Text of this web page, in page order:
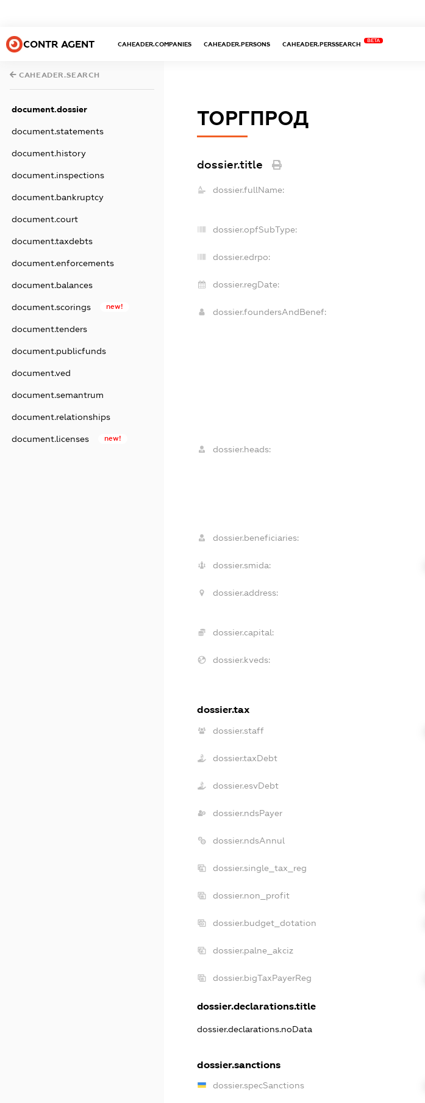
CONTR AGENT CAHEADER.COMPANIES CAHEADER.PERSONS CAHEADER.PERSSEARCH
BETA
CAHEADER.SEARCH
document.dossier
document.statements
document.history
document.inspections
document.bankruptcy
document.court
document.taxdebts
document.enforcements
document.balances
document.scorings new!
document.tenders
document.publicfunds
document.ved
document.semantrum
document.relationships
document.licenses new!
ТОРГПРОД
dossier.title
dossier.fullName:
dossier.opfSubType:
dossier.edrpo:
dossier.regDate:
dossier.foundersAndBenef:
dossier.heads:
dossier.beneficiaries:
dossier.smida:
dossier.address:
dossier.capital:
dossier.kveds:
dossier.tax
dossier.staff
dossier.taxDebt
dossier.esvDebt
dossier.ndsPayer
dossier.ndsAnnul
dossier.single_tax_reg
dossier.non_profit
dossier.budget_dotation
dossier.palne_akciz
dossier.bigTaxPayerReg
dossier.declarations.title
dossier.declarations.noData
dossier.sanctions
dossier.specSanctions